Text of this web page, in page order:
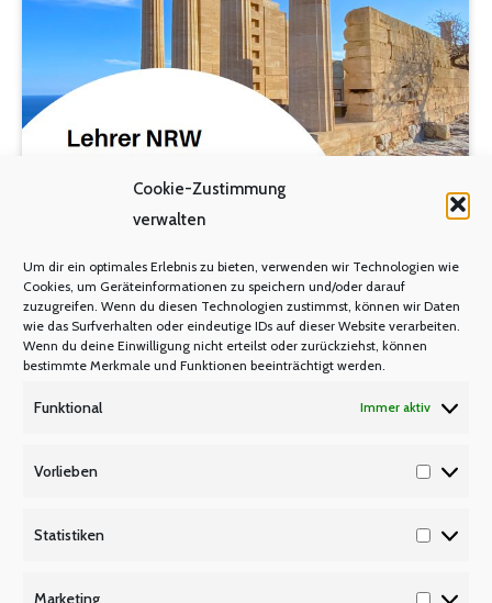
Cookie-Zustimmung
verwalten
Um dir ein optimales Erlebnis zu bieten, verwenden wir Technologien wie
Cookies, um Geräteinformationen zu speichern und/oder darauf
zuzugreifen. Wenn du diesen Technologien zustimmst, können wir Daten
wie das Surfverhalten oder eindeutige IDs auf dieser Website verarbeiten.
Wenn du deine Einwilligung nicht erteilst oder zurückziehst, können
bestimmte Merkmale und Funktionen beeinträchtigt werden.
Funktional Immer aktiv
Vorlieben
Statistiken
Marketing
Einladung zur Reise nach Rhodos und
zum Besuch des Landtags in
Düsseldorf
11. November 2024
lehrer nrw-Senioren planen eine Reise nach
des Landtags in Düsseldorf am 19.03.2025 Liebe